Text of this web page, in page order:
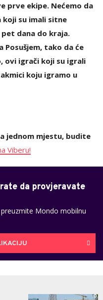
prve ekipe. Nećemo da
koji su imali sitne
dana do kraja.
Posušjem, tako da će
ovi igrači koji su igrali
koju igramo u
jednom mjestu, budite
Viberu!
da provjeravate
Mondo mobilnu
0